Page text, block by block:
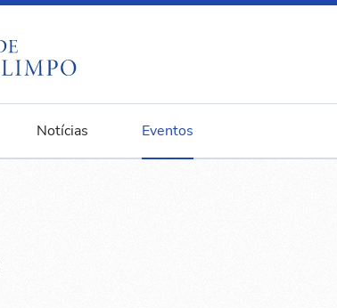
Notícias Eventos